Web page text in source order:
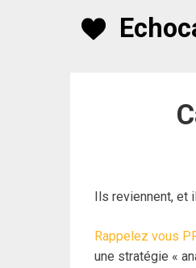
Ils reviennent, et
Rappelez vous
une stratégie «